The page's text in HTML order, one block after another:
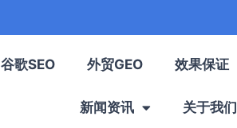
谷歌SEO 外贸GEO 效果保证
新闻资讯 关于我们